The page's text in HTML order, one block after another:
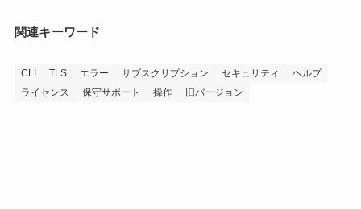
関連キーワード
CLI TLS エラー サブスクリプション セキュリティ
ヘルプ
ライセンス
保守サポート 操作 旧バージョン